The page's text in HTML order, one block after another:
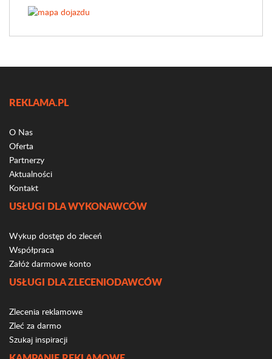
REKLAMA.PL
O Nas
Oferta
Partnerzy
Aktualności
Kontakt
USŁUGI DLA WYKONAWCÓW
Wykup dostęp do zleceń
Współpraca
Załóż darmowe konto
USŁUGI DLA ZLECENIODAWCÓW
Zlecenia reklamowe
Zleć za darmo
Szukaj inspiracji